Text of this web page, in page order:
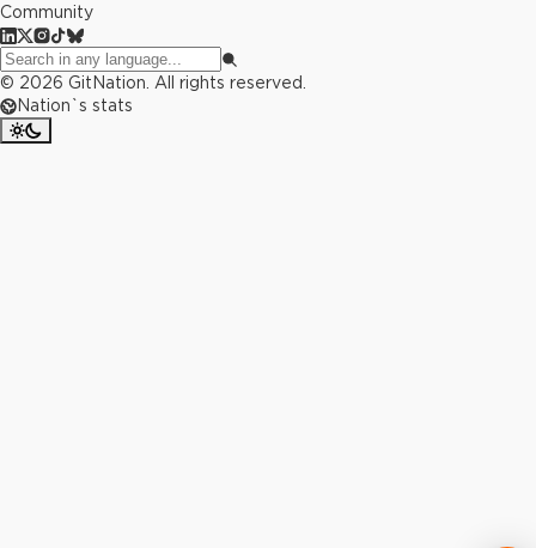
Community
© 2026 GitNation. All rights reserved.
Nation`s stats